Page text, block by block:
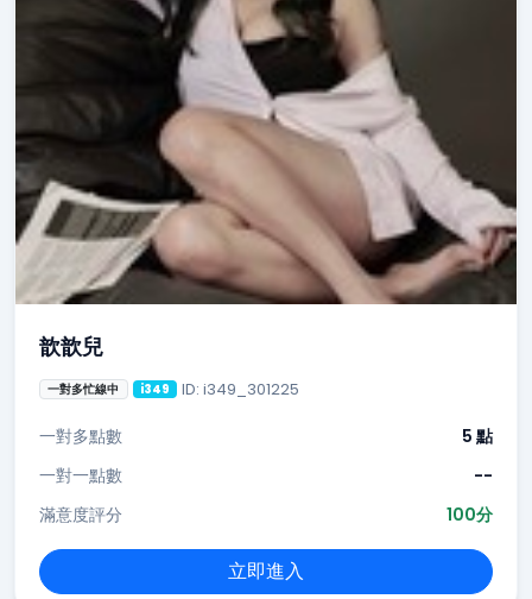
歆歆兒
一對多忙線中 i349 ID: i349_301225
一對多點數
5 點
一對一點數
--
滿意度評分
100分
立即進入